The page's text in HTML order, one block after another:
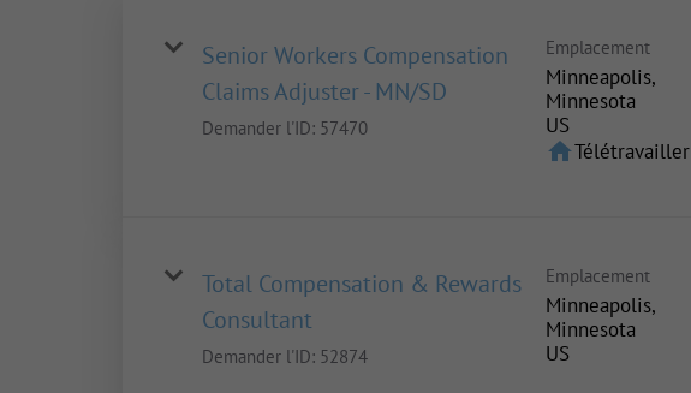
Senior Workers Compensation
Claims Adjuster - MN/SD
Demander l'ID: 57470
Emplacement
Minneapolis,
Minnesota
homeTélétravailler
Total Compensation & Rewards
Consultant
Demander l'ID: 52874
Emplacement
Minneapolis,
Minnesota